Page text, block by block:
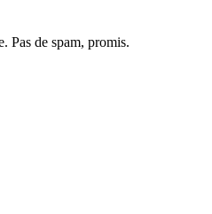
Pas de spam, promis.